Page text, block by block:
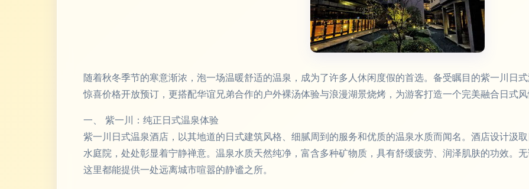
随着秋冬季节的寒意渐浓，泡一场温暖舒适的温泉，成为了许多人休闲度假的首选。备受瞩目的紫一川日
惊喜价格开放预订，更搭配华谊兄弟合作的户外裸汤体验与浪漫湖景烧烤，为游客打造一个完美融合日式风
一、 紫一川：纯正日式温泉体验
紫一川日式温泉酒店，以其地道的日式建筑风格、细腻周到的服务和优质的温泉水质而闻名。酒店设计汲
水庭院，处处彰显着宁静禅意。温泉水质天然纯净，富含多种矿物质，具有舒缓疲劳、润泽肌肤的功效。
这里都能提供一处远离城市喧嚣的静谧之所。